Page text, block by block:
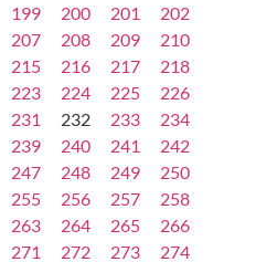
199 200 201
202
207 208 209
210
215 216 217
218
223 224 225
226
231 232 233
234
239 240 241
242
247 248 249
250
255 256 257
258
263 264 265
266
271 272 273 274